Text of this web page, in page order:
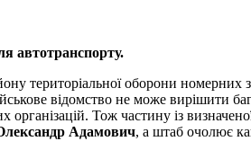
автотранспорту.
територіальної оборони номерних
відомство не може вирішити
Тож частину із
Адамович, а штаб очолює